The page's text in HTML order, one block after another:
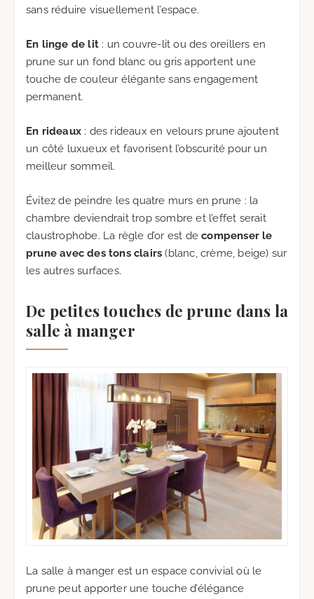
sans réduire visuellement l’espace.
En linge de lit : un couvre-lit ou des oreillers en
prune sur un fond blanc ou gris apportent une
touche de couleur élégante sans engagement
permanent.
En rideaux : des rideaux en velours prune ajoutent
un côté luxueux et favorisent l’obscurité pour un
meilleur sommeil.
Évitez de peindre les quatre murs en prune : la
chambre deviendrait trop sombre et l’effet serait
claustrophobe. La règle d’or est decompenser le
prune avec des tons clairs (blanc, crème, beige) sur
les autres surfaces.
De petites touches de prune dans la
salle à manger
La salle à manger est un espace convivial où le
prune peut apporter une touche d’élégance